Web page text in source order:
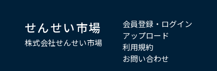
せんせい市場
株式会社せんせい市場
会員登録・ログイン
アップロード
利用規約
お問い合わせ